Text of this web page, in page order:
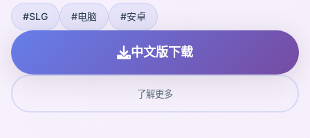
#SLG #电脑 #安卓
中文版下载
了解更多